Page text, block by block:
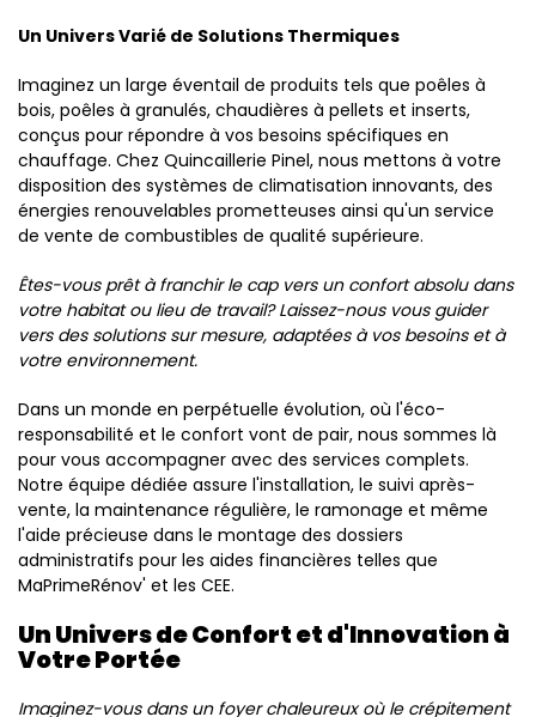
Un Univers Varié de Solutions Thermiques
Imaginez un large éventail de produits tels que poêles à
bois, poêles à granulés, chaudières à pellets et inserts,
conçus pour répondre à vos besoins spécifiques en
chauffage. Chez Quincaillerie Pinel, nous mettons à votre
disposition des systèmes de climatisation innovants, des
énergies renouvelables prometteuses ainsi qu'un service
de vente de combustibles de qualité supérieure.
Êtes-vous prêt à franchir le cap vers un confort absolu dans
votre habitat ou lieu de travail? Laissez-nous vous guider
vers des solutions sur mesure, adaptées à vos besoins et à
votre environnement.
Dans un monde en perpétuelle évolution, où l'éco-
responsabilité et le confort vont de pair, nous sommes là
pour vous accompagner avec des services complets.
Notre équipe dédiée assure l'installation, le suivi après-
vente, la maintenance régulière, le ramonage et même
l'aide précieuse dans le montage des dossiers
administratifs pour les aides financières telles que
MaPrimeRénov' et les CEE.
Un Univers de Confort et d'Innovation à
Votre Portée
Imaginez-vous dans un foyer chaleureux où le crépitement